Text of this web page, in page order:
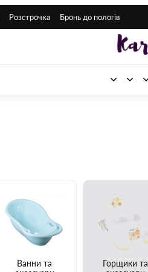
Розстрочка Бронь до пологів
Ванни та
Горщики та